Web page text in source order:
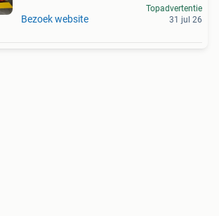
Bezoek website
Topadvertentie
31 jul 26